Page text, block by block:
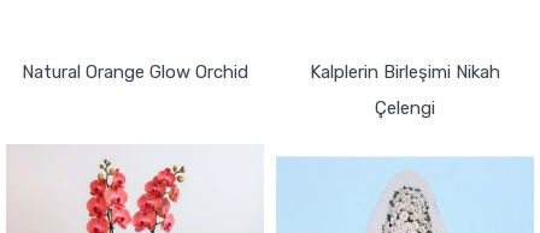
Natural Orange Glow Orchid
Kalplerin Birleşimi Nikah
Çelengi